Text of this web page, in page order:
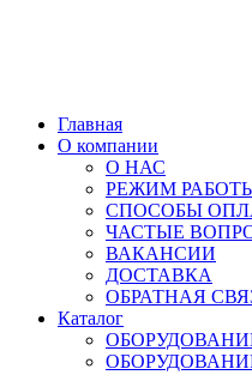
Главная
О компании
О НАС
РЕЖИМ
СПОСОБЫ
ЧАСТЫЕ
ВАКАНСИИ
ДОСТАВКА
ОБРАТНАЯ
Каталог